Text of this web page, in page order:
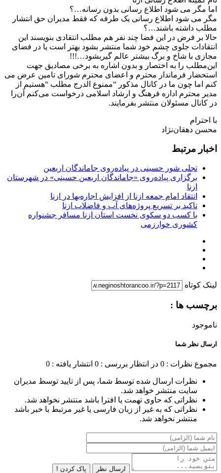
اما مگر می شود اطلاع رسانی بدون رسانه…؟
مگر می شود اطلاع رسانی یک طرفه که فقط مدیران حق انتشار
مطلب داشته باشند…؟
حالا بر فرض در این فضا چند نفر هم مطلب انتقادی بنویسند این
انتقادات جلوی چشم خود شما منتشر بشود بهتر است یا در فضای
مجازی با شاخ و برگ بیشتر عالم گیربشود…!!!
این‌مطلب را به اختصار و بدون اشاره به برخی مصادیق جهت
استحضار فرماندار محترم و اعضای محترم شورای تامین عرض می
کنم اما چون ما در کانال مذکور “ممنوع الدرج مطلب “هستیم از
مدیر محترم اداره فرهنگ و ارشاد اسلامی درخواست ‌می‌کنم آن‌را
در کانال مسئولان منتشر بفرمایند.
با احترام
محسن دهقان‌نژاد
اخبار مرتبط
تجلی شور حسینی در پیاده‌روی جاماندگان اربعین
برگزاری پیاده‌روی «جاماندگان اربعین حسینی» در شهرستان
ازنا
انتقاد امام جمعه ازنا از افزایش اجاره‌بها در ازنا
تاکید بر تسریع پروژه‌های آب و فاضلاب ازنا
با کسب دو سکوی نخست استان ازنا مسافر جشنواره
کشوری خوارزمی
لینک کوتاه
برچسب ها :
ناموجود
ارسال نظر شما
مجموع نظرات : 0 در انتظار بررسی : 0 انتشار یافته : 0
نظرات ارسال شده توسط شما، پس از تایید توسط مدیران
سایت منتشر خواهد شد.
نظراتی که حاوی تهمت یا افترا باشد منتشر نخواهد شد.
نظراتی که به غیر از زبان فارسی یا غیر مرتبط با خبر باشد
منتشر نخواهد شد.
ارسال نظر پاک کردن !